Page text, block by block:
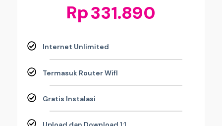
Rp331.890
Internet Unlimited
Termasuk Router WifI
Gratis Instalasi